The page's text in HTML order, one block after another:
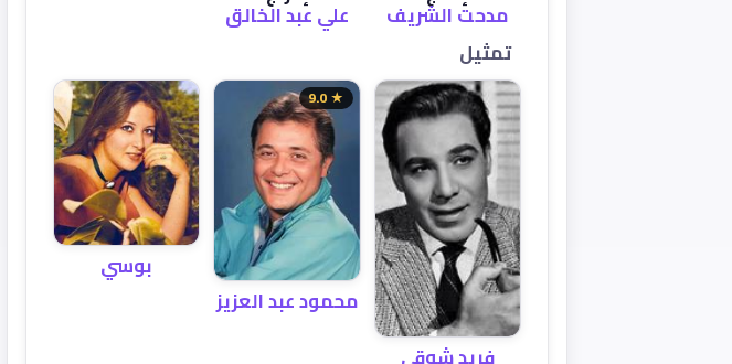
مدحت الشريف
علي عبد الخالق
تمثيل
★ 9.0
محمود عبد العزيز
بوسي